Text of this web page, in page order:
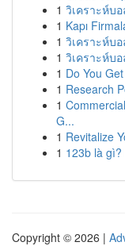
1 วิเคราะห์บ
1 Kapı
1 วิเคราะห์บ
1 วิเคราะห์บ
1 Do You
1 Research
1
G...
1 Revitalize
1 123b là
Copyright © 2026 |